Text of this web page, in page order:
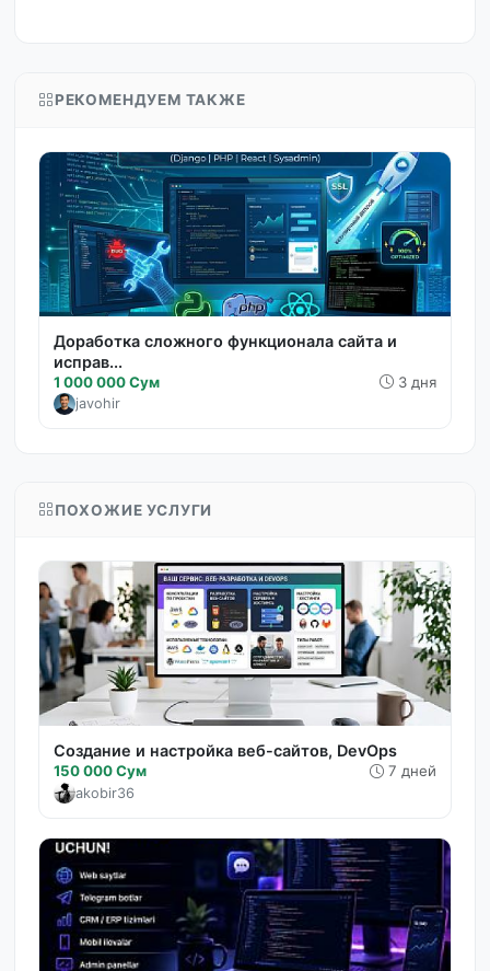
РЕКОМЕНДУЕМ ТАКЖЕ
Доработка сложного функционала сайта и
исправ...
1 000 000 Сум 3 дня
javohir
ПОХОЖИЕ УСЛУГИ
Создание и настройка веб-сайтов, DevOps
150 000 Сум 7 дней
akobir36